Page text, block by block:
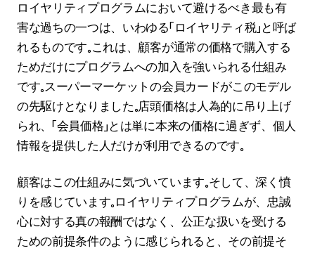
ロイヤリティプログラムにおいて避けるべき最も有
害な過ちの一つは、いわゆる「ロイヤリティ税」と呼ば
れるものです。これは、顧客が通常の価格で購入する
ためだけにプログラムへの加入を強いられる仕組み
です。スーパーマーケットの会員カードがこのモデル
の先駆けとなりました。店頭価格は人為的に吊り上げ
られ、「会員価格」とは単に本来の価格に過ぎず、個人
情報を提供した人だけが利用できるのです。
顧客はこの仕組みに気づいています。そして、深く憤
りを感じています。ロイヤリティプログラムが、忠誠
心に対する真の報酬ではなく、公正な扱いを受ける
ための前提条件のように感じられると、その前提そ